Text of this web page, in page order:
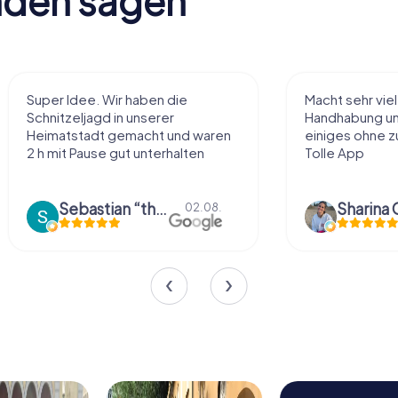
Macht sehr viel Spaß, einfache
Handhabung und Rätsel, man sieht
einiges ohne zu viel zu laufen!
Tolle App
Sharina Gühr